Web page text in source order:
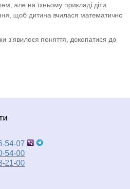
але на їхньому прикладі діти
щоб дитина вчилася математично
з’явилося поняття, докопатися до
54-07
54-00
21-00